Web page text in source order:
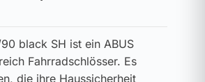
black SH ist ein ABUS
Fahrradschlösser. Es
die ihre Haussicherheit